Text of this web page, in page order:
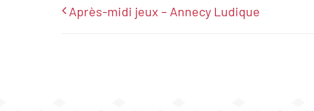
Après-midi jeux – Annecy Ludique